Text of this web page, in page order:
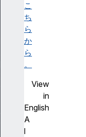
こ
ち
ら
か
ら
。
View
in
English
A
l